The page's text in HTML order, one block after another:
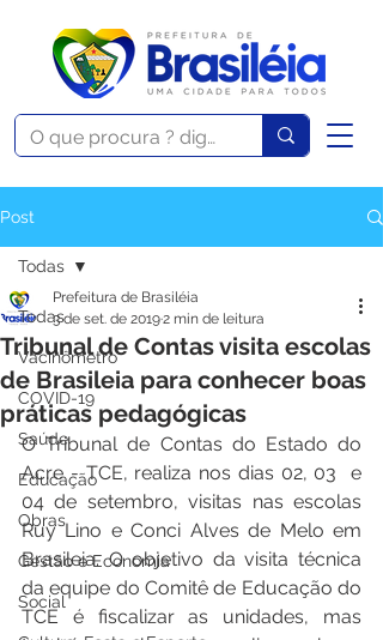
Post
Todas
Vacinômetro
COVID-19
Saúde
Educação
Obras
Gestão e Economia
Social
Todas
Tribunal de Contas visita escolas
de Brasileia para conhecer boas
práticas pedagógicas
Prefeitura de Brasiléia
3 de set. de 20192 min de leitura
O Tribunal de Contas do Estado do
Acre - TCE, realiza nos dias 02, 03  e
04 de setembro, visitas nas escolas
Ruy Lino e Conci Alves de Melo em
Brasileia. O objetivo da visita técnica
da equipe do Comitê de Educação do
TCE é fiscalizar as unidades, mas